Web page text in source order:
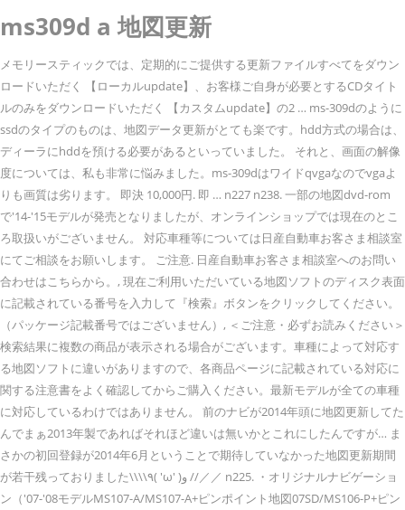
ms309d a 地図更新
メモリースティックでは、定期的にご提供する更新ファイルすべてをダウン
ロードいただく 【ローカルupdate】、お客様ご自身が必要とするCDタイト
ルのみをダウンロードいただく 【カスタムupdate】の2 … ms-309dのように
ssdのタイプのものは、地図データ更新がとても楽です。hdd方式の場合は、
ディーラにhddを預ける必要があるといっていました。 それと、画面の解像
度については、私も非常に悩みました。ms-309dはワイドqvgaなのでvgaよ
りも画質は劣ります。 即決 10,000円. 即 … n227 n238. 一部の地図dvd-rom
で'14-'15モデルが発売となりましたが、オンラインショップでは現在のとこ
ろ取扱いがございません。 対応車種等については日産自動車お客さま相談室
にてご相談をお願いします。 ご注意. 日産自動車お客さま相談室へのお問い
合わせはこちらから。, 現在ご利用いただいている地図ソフトのディスク表面
に記載されている番号を入力して『検索』ボタンをクリックしてください。
（パッケージ記載番号ではございません）, ＜ご注意・必ずお読みください＞
検索結果に複数の商品が表示される場合がございます。車種によって対応す
る地図ソフトに違いがありますので、各商品ページに記載されている対応に
関する注意書をよく確認してからご購入ください。最新モデルが全ての車種
に対応しているわけではありません。 前のナビが2014年頭に地図更新してた
んでまぁ2013年製であればそれほど違いは無いかとこれにしたんですが… ま
さかの初回登録が2014年6月ということで期待していなかった地図更新期間
が若干残っておりました\\\\٩( 'ω' )و //／／ n225. ・オリジナルナビゲーショ
ン（'07-'08モデルMS107-A/MS107-A+ピンポイント地図07SD/MS106-P+ピン